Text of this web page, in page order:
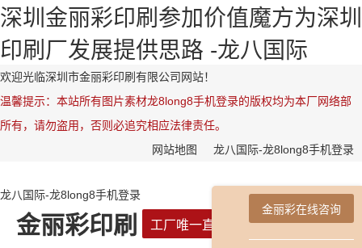
深圳金丽彩印刷参加价值魔方为深圳
印刷厂发展提供思路 -龙八国际
欢迎光临深圳市金丽彩印刷有限公司网站！
温馨提示：本站所有图片素材龙8long8手机登录的版权均为本厂网络部
所有，请勿盗用，否则必追究相应法律责任。
网站地图
龙八国际-龙8long8手机登录
龙八国际-龙8long8手机登录
金丽彩印刷 工厂唯一直属网站
金丽彩在线咨询